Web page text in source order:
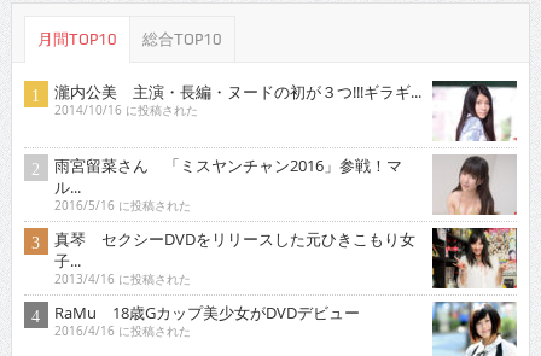
月間TOP10 総合TOP10
瀧内公美 主演・長編・ヌードの初が３つ!!!ギラギ...
2014/10/16 に投稿された
雨宮留菜さん 「ミスヤンチャン2016」参戦！マ
ル...
2016/5/16 に投稿された
真琴 セクシーDVDをリリースした元ひきこもり女
子...
2013/4/16 に投稿された
RaMu 18歳Gカップ美少女がDVDデビュー
2016/4/16 に投稿された